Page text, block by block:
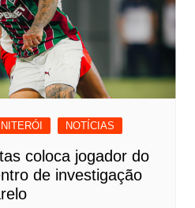
NOTÍCIAS
coloca jogador do
de investigação